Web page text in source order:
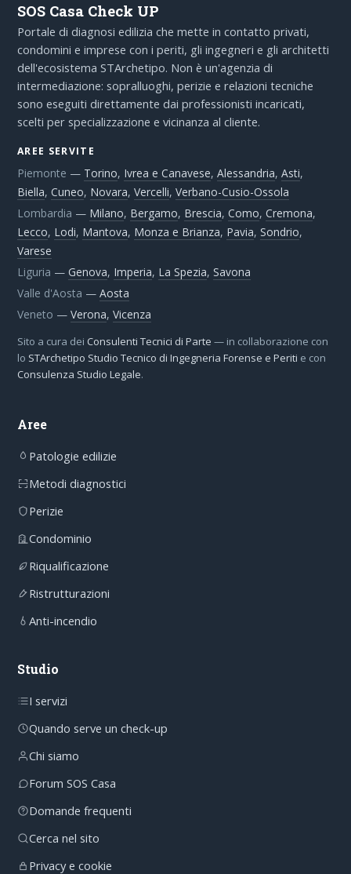
SOS Casa Check UP
Portale di diagnosi edilizia che mette in contatto privati,
condomini e imprese con i periti, gli ingegneri e gli architetti
dell'ecosistema STArchetipo. Non è un'agenzia di
intermediazione: sopralluoghi, perizie e relazioni tecniche
sono eseguiti direttamente dai professionisti incaricati,
scelti per specializzazione e vicinanza al cliente.
AREE SERVITE
Piemonte — Torino, Ivrea e Canavese, Alessandria, Asti,
Biella, Cuneo, Novara, Vercelli, Verbano-Cusio-Ossola
Lombardia — Milano, Bergamo, Brescia, Como, Cremona,
Lecco, Lodi, Mantova, Monza e Brianza, Pavia, Sondrio,
Varese
Liguria — Genova, Imperia, La Spezia, Savona
Valle d'Aosta — Aosta
Veneto — Verona, Vicenza
Sito a cura dei Consulenti Tecnici di Parte — in collaborazione con
lo STArchetipo Studio Tecnico di Ingegneria Forense e Periti e con
Consulenza Studio Legale.
Aree
Patologie edilizie
Metodi diagnostici
Perizie
Condominio
Riqualificazione
Ristrutturazioni
Anti-incendio
Studio
I servizi
Quando serve un check-up
Chi siamo
Forum SOS Casa
Domande frequenti
Cerca nel sito
Privacy e cookie